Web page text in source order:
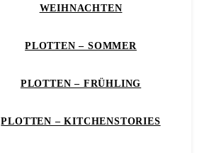
WEIHNACHTEN
PLOTTEN – SOMMER
PLOTTEN – FRÜHLING
PLOTTEN – KITCHENSTORIES